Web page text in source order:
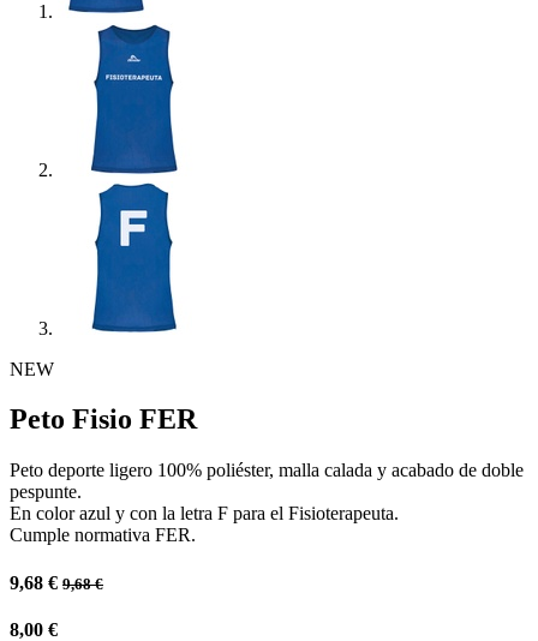
NEW
Peto Fisio FER
Peto deporte ligero 100% poliéster, malla calada y acabado de doble
pespunte.
En color azul y con la letra F para el Fisioterapeuta.
Cumple normativa FER.
9,68 € 9,68€
8,00 €